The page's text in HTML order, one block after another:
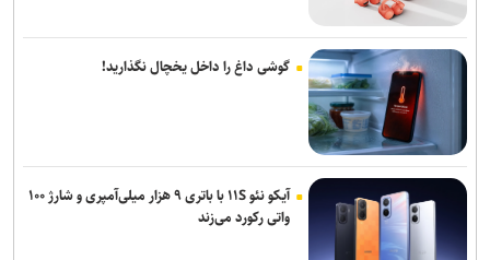
گوشی داغ را داخل یخچال نگذارید!
آیکو نئو ۱۱S با باتری ۹ هزار میلی‌آمپری و شارژ ۱۰۰
واتی رکورد می‌زند